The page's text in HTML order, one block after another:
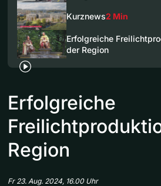
Kurznews2 Min
Erfolgreiche
der Region
Erfolgreiche
Region
Fr 23. Aug. 2024, 16.00 Uhr